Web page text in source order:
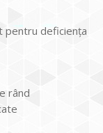
pentru deficiența
rând